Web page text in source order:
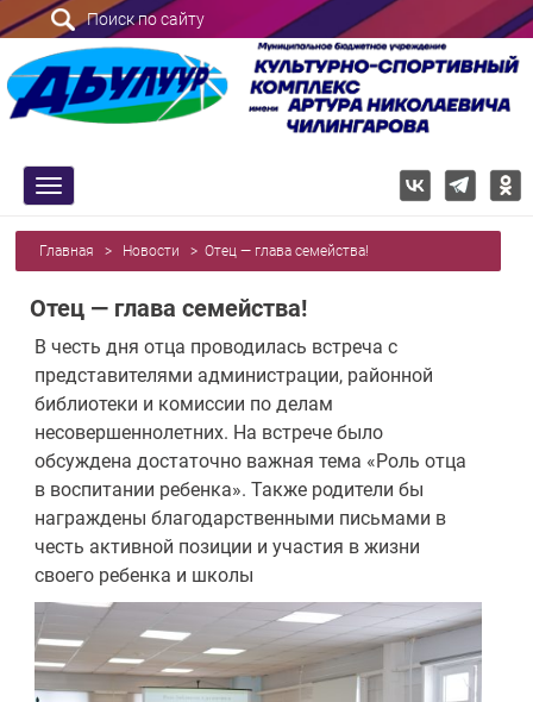
Поиск по сайту
trk
Главная > Новости > Отец — глава семейства!
Отец — глава семейства!
В честь дня отца проводилась встреча с
представителями администрации, районной
библиотеки и комиссии по делам
несовершеннолетних. На встрече было
обсуждена достаточно важная тема «Роль отца
в воспитании ребенка». Также родители бы
награждены благодарственными письмами в
честь активной позиции и участия в жизни
своего ребенка и школы